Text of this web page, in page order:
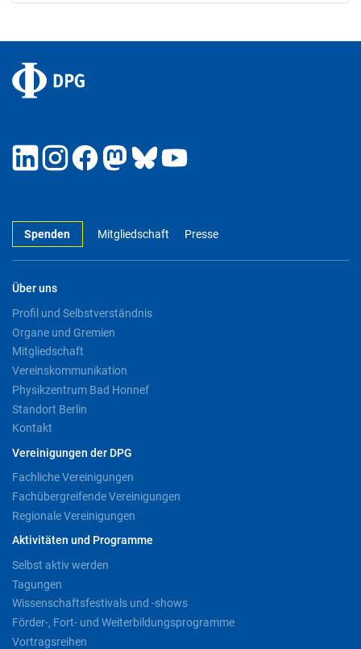
Spenden Mitgliedschaft Presse
Über uns
Profil und Selbstverständnis
Organe und Gremien
Mitgliedschaft
Vereinskommunikation
Physikzentrum Bad Honnef
Standort Berlin
Kontakt
Vereinigungen der DPG
Fachliche Vereinigungen
Fachübergreifende Vereinigungen
Regionale Vereinigungen
Aktivitäten und Programme
Selbst aktiv werden
Tagungen
Wissenschaftsfestivals und -shows
Förder-, Fort- und Weiterbildungsprogramme
Vortragsreihen